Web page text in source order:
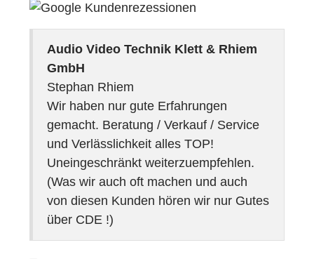
Audio Video Technik Klett & Rhiem
GmbH
Stephan Rhiem
Wir haben nur gute Erfahrungen
gemacht. Beratung / Verkauf / Service
und Verlässlichkeit alles TOP!
Uneingeschränkt weiterzuempfehlen.
(Was wir auch oft machen und auch
von diesen Kunden hören wir nur Gutes
über CDE !)